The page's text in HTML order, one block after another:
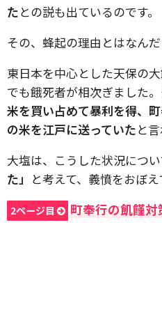
たとの説も出ているのです。
その、蜂起の理由とはなんだ
東日本を中心とした天保の
でも餓死者が相次ぎました
米を買い占めて暴利を得、
の米を江戸に送っていたと
大塩は、こうした状況につ
た」 と考えて、義憤をおぼえ
2ページ目 町奉行の飢饉